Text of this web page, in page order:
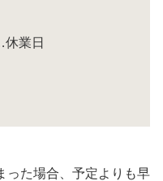
業日
った場合、予定よりも早